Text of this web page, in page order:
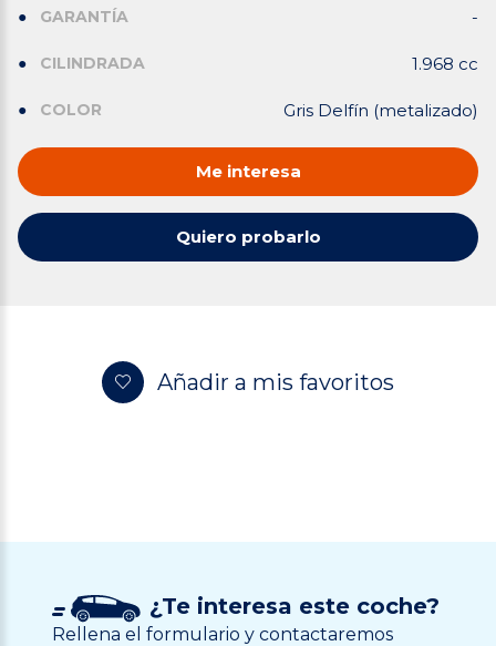
GARANTÍA -
CILINDRADA 1.968 cc
COLOR Gris Delfín (metalizado)
Me interesa
Quiero probarlo
Añadir a mis favoritos
¿Te interesa este coche?
Rellena el formulario y contactaremos